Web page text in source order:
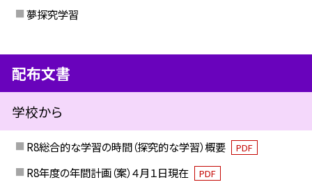
夢探究学習
配布文書
学校から
R8総合的な学習の時間（探究的な学習）概要 PDF
R8年度の年間計画（案）４月１日現在 PDF